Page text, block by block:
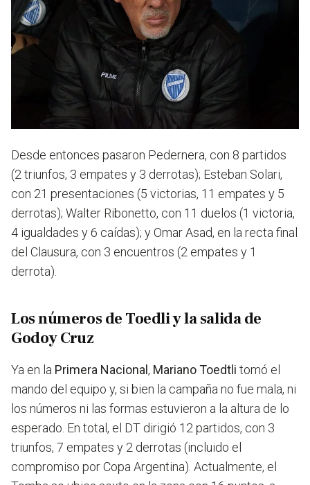
Desde entonces pasaron Pedernera, con 8 partidos
(2 triunfos, 3 empates y 3 derrotas); Esteban Solari,
con 21 presentaciones (5 victorias, 11 empates y 5
derrotas); Walter Ribonetto, con 11 duelos (1 victoria,
4 igualdades y 6 caídas); y Omar Asad, en la recta final
del Clausura, con 3 encuentros (2 empates y 1
derrota).
Los números de Toedli y la salida de
Godoy Cruz
Ya en la Primera Nacional, Mariano Toedtli tomó el
mando del equipo y, si bien la campaña no fue mala, ni
los números ni las formas estuvieron a la altura de lo
esperado. En total, el DT dirigió 12 partidos, con 3
triunfos, 7 empates y 2 derrotas (incluido el
compromiso por Copa Argentina). Actualmente, el